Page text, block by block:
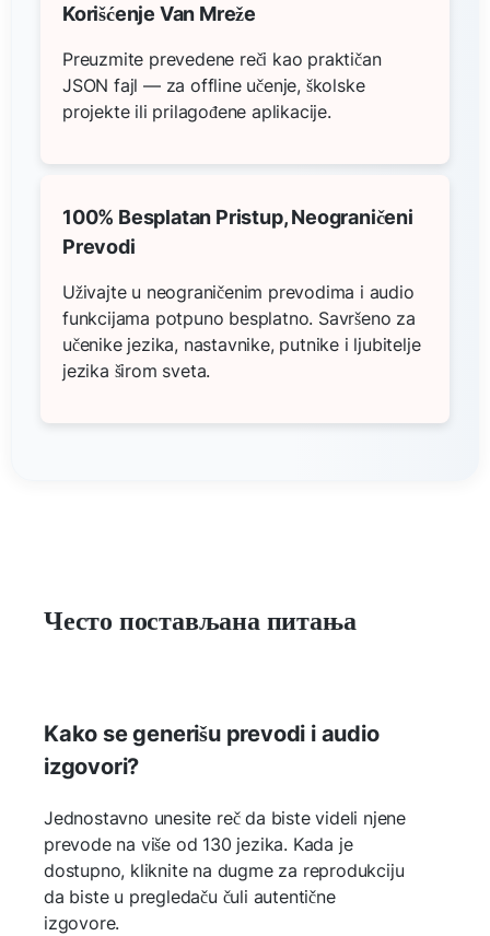
Korišćenje Van Mreže
Preuzmite prevedene reči kao praktičan
JSON fajl — za offline učenje, školske
projekte ili prilagođene aplikacije.
100% Besplatan Pristup, Neograničeni
Prevodi
Uživajte u neograničenim prevodima i audio
funkcijama potpuno besplatno. Savršeno za
učenike jezika, nastavnike, putnike i ljubitelje
jezika širom sveta.
Често постављана питања
Kako se generišu prevodi i audio
izgovori?
Jednostavno unesite reč da biste videli njene
prevode na više od 130 jezika. Kada je
dostupno, kliknite na dugme za reprodukciju
da biste u pregledaču čuli autentične
izgovore.